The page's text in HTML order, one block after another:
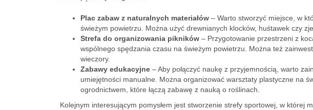
Plac zabaw z naturalnych materiałów – Warto stworzyć miejsce, w
świeżym powietrzu. Można użyć drewnianych klocków, huśtawek czy
Strefa do organizowania pikników – Przygotowanie przestrzeni z
wspólnego spędzania czasu na świeżym powietrzu. Można też
wieczory.
Zabawy edukacyjne – Aby połączyć naukę z przyjemnością, warto
umiejętności manualne. Można organizować warsztaty plastyczne na
ogrodnictwem, które łączą zabawę z nauką o roślinach.
Kolejnym interesującym pomysłem jest stworzenie strefy sportowej, w której